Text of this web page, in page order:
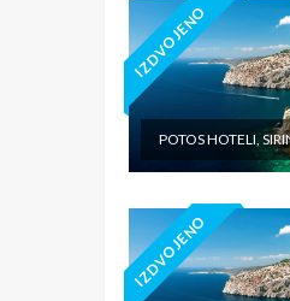
IZDVOJENO
POTOS HOTELI,
IZDVOJENO